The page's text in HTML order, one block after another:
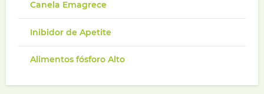
Canela Emagrece
Inibidor de Apetite
Alimentos fósforo Alto